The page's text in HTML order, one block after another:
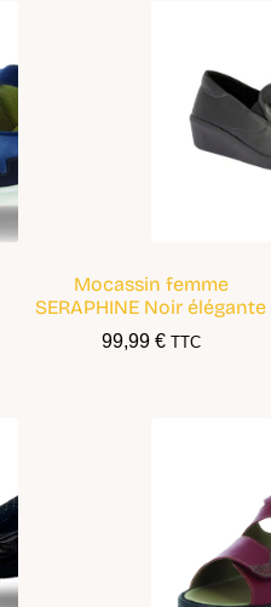
Mocassin femme
SERAPHINE Noir élégante
99,99 € TTC